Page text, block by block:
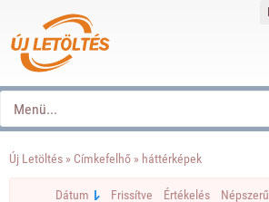
Új Letöltés » Címkefelhő » háttérképek
Dátum Frissítve Értékelés